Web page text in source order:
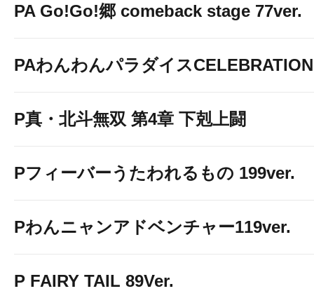
PA Go!Go!郷 comeback stage 77ver.
PAわんわんパラダイスCELEBRATION
P真・北斗無双 第4章 下剋上闘
Pフィーバーうたわれるもの 199ver.
Pわんニャンアドベンチャー119ver.
P FAIRY TAIL 89Ver.